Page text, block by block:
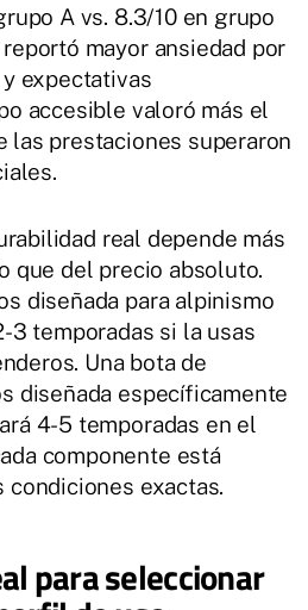
A vs. 8.3/10 en grupo
mayor ansiedad por
expectativas
accesible valoró más el
las prestaciones superaron
real depende más
que del precio absoluto.
diseñada para alpinismo
3 temporadas si la usas
Una bota de
diseñada específicamente
4-5 temporadas en el
componente está
condiciones exactas.
para seleccionar